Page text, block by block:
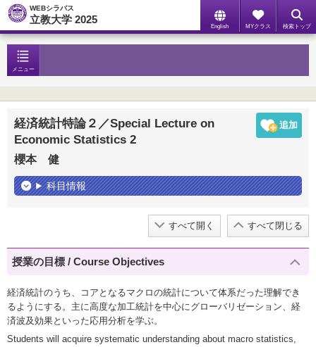
WEBシラバス
立教大学 2025
English MYクラス 検索トップ
メニュー
経済統計特論２／Special Lecture on
Economic Statistics 2
櫻本 健
科目情報
すべて開く すべて閉じる
授業の目標 / Course Objectives
経済統計のうち、コアとなるマクロの統計について体系だった理解でき
るようにする。主に高度な加工統計を中心にグローバリゼーション、経
済波及効果といった応用分析を学ぶ。
Students will acquire systematic understanding about macro statistics,